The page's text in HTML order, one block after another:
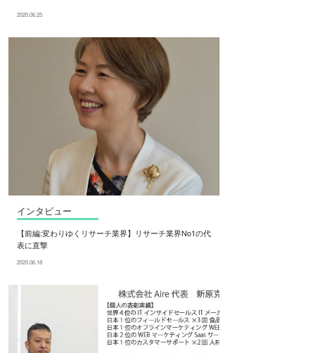
2020.06.25
インタビュー
【前編:変わりゆくリサーチ業界】リサーチ業界No1の代
表に直撃
2020.06.18